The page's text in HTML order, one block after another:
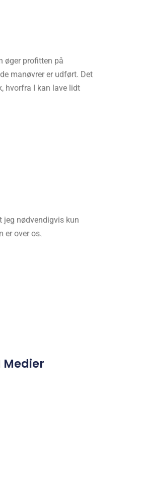
øger profitten på
manøvrer er udført. Det
hvorfra I kan lave lidt
jeg nødvendigvis kun
er over os.
Medier